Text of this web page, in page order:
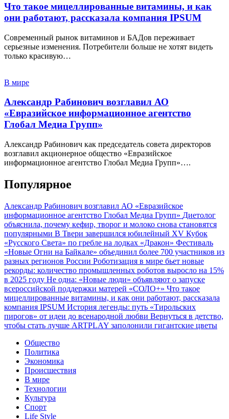
Что такое мицеллированные витамины, и как
они работают, рассказала компания IPSUM
Современный рынок витаминов и БАДов переживает
серьезные изменения. Потребители больше не хотят видеть
только красивую…
В мире
Александр Рабинович возглавил АО
«Евразийское информационное агентство
Глобал Медиа Групп»
Александр Рабинович как председатель совета директоров
возглавил акционерное общество «Евразийское
информационное агентство Глобал Медиа Групп»….
Популярное
Александр Рабинович возглавил АО «Евразийское
информационное агентство Глобал Медиа Групп» Диетолог
объяснила, почему кефир, творог и молоко снова становятся
популярными В Твери завершился юбилейный XV Кубок
«Русского Света» по гребле на лодках «Дракон» Фестиваль
«Новые Огни на Байкале» объединил более 700 участников из
разных регионов России Роботизация в мире бьет новые
рекорды: количество промышленных роботов выросло на 15%
в 2025 году Не одна: «Новые люди» объявляют о запуске
всероссийской поддержки матерей «СОЛО+» Что такое
мицеллированные витамины, и как они работают, рассказала
компания IPSUM История легенды: путь «Тирольских
пирогов» от идеи до всенародной любви Вернуться в детство,
чтобы стать лучше ARTPLAY заполонили гигантские цветы
Общество
Политика
Экономика
Происшествия
В мире
Технологии
Культура
Спорт
Life Style